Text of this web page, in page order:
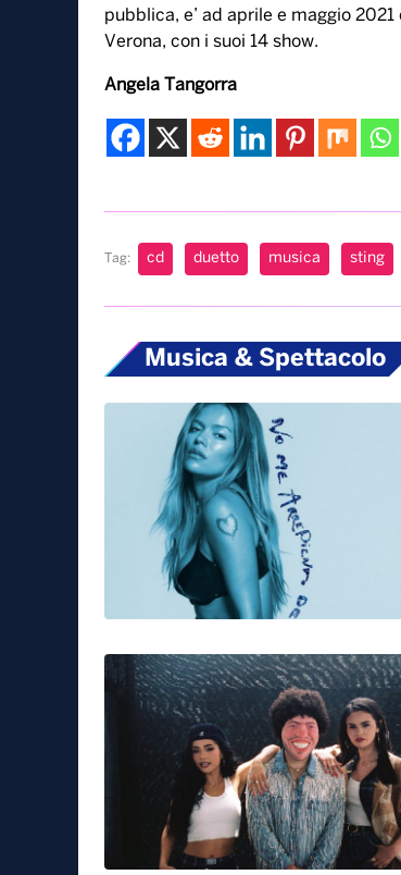
pubblica, e’ ad aprile e maggio
Verona, con i suoi 14 show.
Angela Tangorra
Tag: cd duetto musica sting
Musica & Spettacolo